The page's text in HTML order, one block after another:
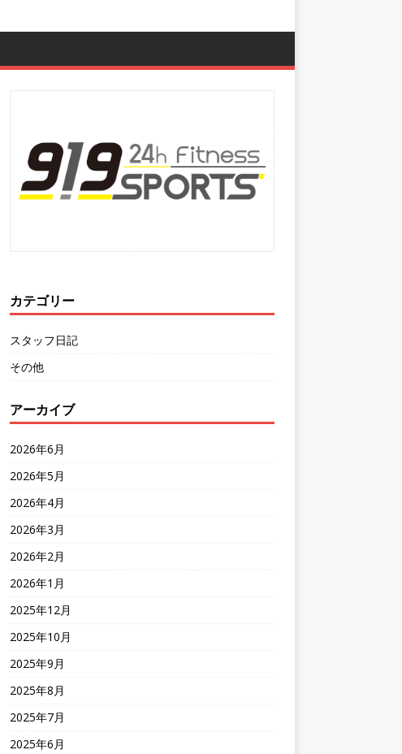
カテゴリー
スタッフ日記
その他
アーカイブ
2026年6月
2026年5月
2026年4月
2026年3月
2026年2月
2026年1月
2025年12月
2025年10月
2025年9月
2025年8月
2025年7月
2025年6月